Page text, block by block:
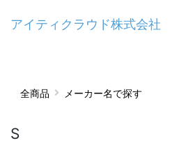
アイティクラウド株式会社
全商品 メーカー名で探す
S